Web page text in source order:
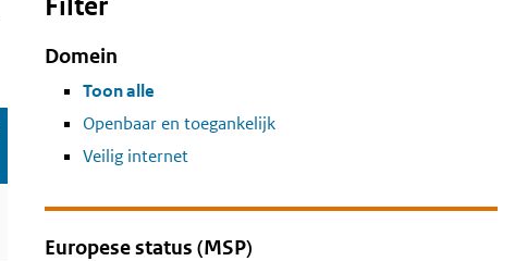
Filter
Domein
Toon alle
Openbaar en toegankelijk
Veilig internet
Europese status (MSP)